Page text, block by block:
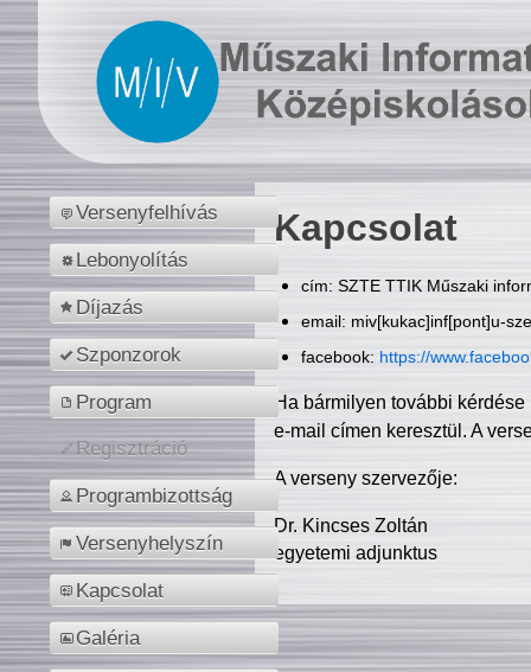
Versenyfelhívás
Lebonyolítás
Díjazás
Szponzorok
Program
Regisztráció
Programbizottság
Versenyhelyszín
Kapcsolat
Galéria
Kapcsolat
cím: SZTE TTIK Műszaki
email: miv[kukac]inf[pont]u-
facebook: https://
Ha bármilyen további
e-mail címen keresztül. A
A verseny szervezője:
Dr. Kincses Zoltán
egyetemi adjunktus